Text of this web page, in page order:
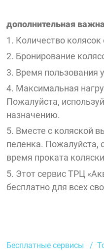
дополнительная
1. Количество колясок
2. Бронирование
3. Время пользования
4. Максимальная
Пожалуйста,
назначению.
5. Вместе с коляской
пеленка. Пожалуйста,
время проката
5. Этот сервис ТРЦ
бесплатно для всех
Бесплатные сервисы